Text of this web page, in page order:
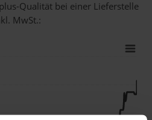
Qualität bei einer Lieferstelle
MwSt.: